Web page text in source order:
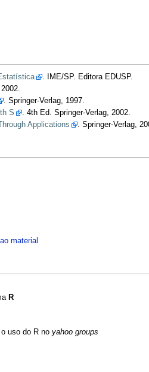
. IME/SP. Editora EDUSP.
. Springer-Verlag, 1997.
S
. 4th Ed. Springer-Verlag, 2002.
Applications . Springer-Verlag,
material
R
uso do R no yahoo groups